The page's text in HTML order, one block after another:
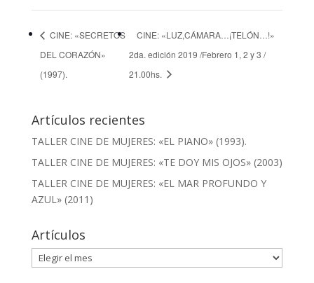
CINE: «SECRETOS
DEL CORAZÓN»
(1997).
CINE: «LUZ,CÁMARA…¡TELÓN…!»
2da. edición 2019 /Febrero 1, 2 y 3 /
21.00hs.
Artículos recientes
TALLER CINE DE MUJERES: «EL PIANO» (1993).
TALLER CINE DE MUJERES: «TE DOY MIS OJOS» (2003)
TALLER CINE DE MUJERES: «EL MAR PROFUNDO Y
AZUL» (2011)
Artículos
Artículos